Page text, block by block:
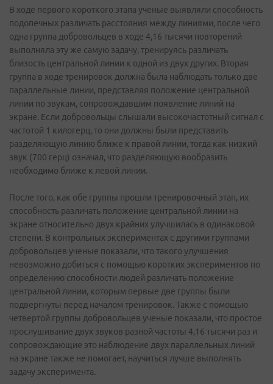
В ходе первого короткого этапа ученые выявляли способность
подопечных различать расстояния между линиями, после чего
одна группа добровольцев в ходе 4,16 тысячи повторений
выполняла эту же самую задачу, тренируясь различать
близость центральной линии к одной из двух других. Вторая
группа в ходе тренировок должна была наблюдать только две
параллельные линии, представляя положение центральной
линии по звукам, сопровождавшим появление линий на
экране. Если добровольцы слышали высокочастотный сигнал с
частотой 1 килогерц, то они должны были представить
разделяющую линию ближе к правой линии, тогда как низкий
звук (700 герц) означал, что разделяющую вообразить
необходимо ближе к левой линии.
После того, как обе группы прошли тренировочный этап, их
способность различать положение центральной линии на
экране относительно двух крайних улучшилась в одинаковой
степени. В контрольных экспериментах с другими группами
добровольцев ученые показали, что такого улучшения
невозможно добиться с помощью коротких экспериментов по
определению способности людей различать положение
центральной линии, которым первые две группы были
подвергнуты перед началом тренировок. Также с помощью
четвертой группы добровольцев ученые показали, что простое
прослушивание двух звуков разной частоты 4,16 тысячи раз и
сопровождающие это наблюдение двух параллельных линий
на экране также не помогает, научиться лучше выполнять
задачу эксперимента.